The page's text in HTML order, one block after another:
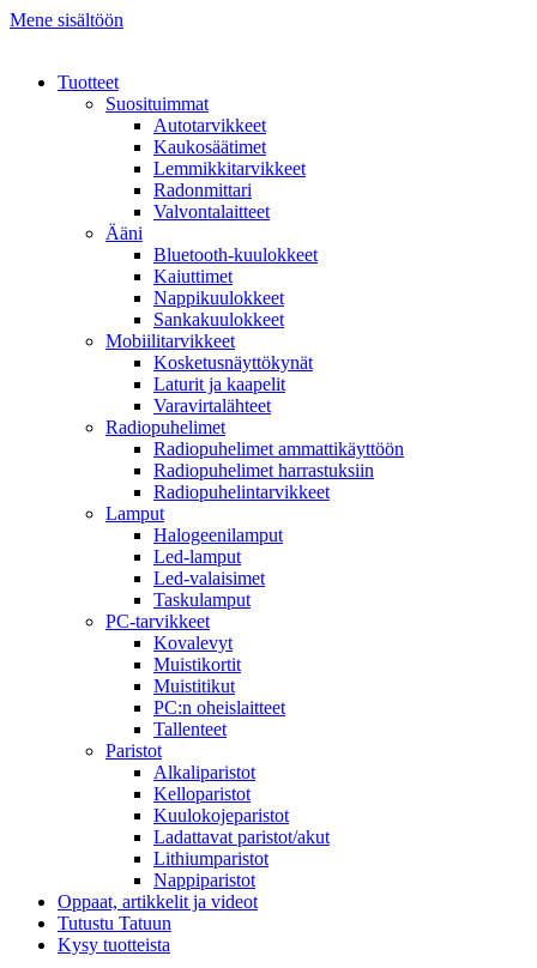
Mene sisältöön
Tuotteet
Suosituimmat
Autotarvikkeet
Kaukosäätimet
Lemmikkitarvikkeet
Radonmittari
Valvontalaitteet
Ääni
Bluetooth-kuulokkeet
Kaiuttimet
Nappikuulokkeet
Sankakuulokkeet
Mobiilitarvikkeet
Kosketusnäyttökynät
Laturit ja kaapelit
Varavirtalähteet
Radiopuhelimet
Radiopuhelimet ammattikäyttöön
Radiopuhelimet harrastuksiin
Radiopuhelintarvikkeet
Lamput
Halogeenilamput
Led-lamput
Led-valaisimet
Taskulamput
PC-tarvikkeet
Kovalevyt
Muistikortit
Muistitikut
PC:n oheislaitteet
Tallenteet
Paristot
Alkaliparistot
Kelloparistot
Kuulokojeparistot
Ladattavat paristot/akut
Lithiumparistot
Nappiparistot
Oppaat, artikkelit ja videot
Tutustu Tatuun
Kysy tuotteista